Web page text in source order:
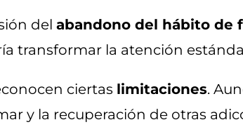
del abandono del hábito de
transformar la atención
ciertas limitaciones.
y la recuperación de otras